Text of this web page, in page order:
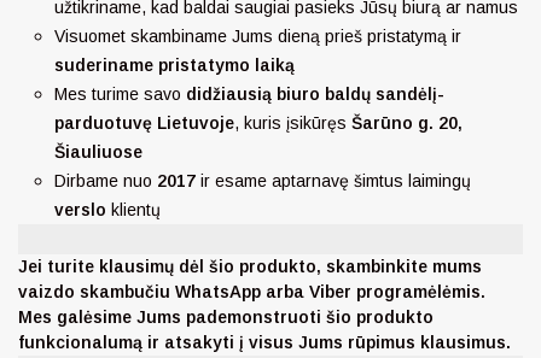
užtikriname, kad baldai saugiai pasieks Jūsų biurą ar namus
Visuomet skambiname Jums dieną prieš pristatymą ir
suderiname pristatymo laiką
Mes turime savo didžiausią biuro baldų sandėlį-
parduotuvę Lietuvoje, kuris įsikūręs Šarūno g. 20,
Šiauliuose
Dirbame nuo 2017 ir esame aptarnavę šimtus laimingų
verslo klientų
Jei turite klausimų dėl šio produkto, skambinkite mums
vaizdo skambučiu WhatsApp arba Viber programėlėmis.
Mes galėsime Jums pademonstruoti šio produkto
funkcionalumą ir atsakyti į visus Jums rūpimus klausimus.